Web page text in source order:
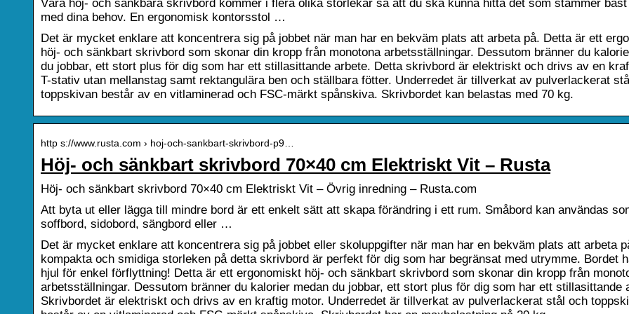
Våra höj- och sänkbara skrivbord kommer i flera olika storlekar så att du ska kunna hitta det som stämmer
med dina behov. En ergonomisk kontorsstol …
Det är mycket enklare att koncentrera sig på jobbet när man har en bekväm plats att arbeta på. Detta är ett
höj- och sänkbart skrivbord som skonar din kropp från monotona arbetsställningar. Dessutom bränner du
du jobbar, ett stort plus för dig som har ett stillasittande arbete. Detta skrivbord är elektriskt och drivs av en
T-stativ utan mellanstag samt rektangulära ben och ställbara fötter. Underredet är tillverkat av pulverlackerat
toppskivan består av en vitlaminerad och FSC-märkt spånskiva. Skrivbordet kan belastas med 70 kg.
http s://www.rusta.com › hoj-och-sankbart-skrivbord-p9…
Höj- och sänkbart skrivbord 70×40 cm Elektriskt Vit – Rusta
Höj- och sänkbart skrivbord 70×40 cm Elektriskt Vit – Övrig inredning – Rusta.com
Att byta ut eller lägga till mindre bord är ett enkelt sätt att skapa förändring i ett rum. Småbord kan användas
soffbord, sidobord, sängbord eller …
Det är mycket enklare att koncentrera sig på jobbet eller skoluppgifter när man har en bekväm plats att arbeta
kompakta och smidiga storleken på detta skrivbord är perfekt för dig som har begränsat med utrymme. Bordet
hjul för enkel förflyttning! Detta är ett ergonomiskt höj- och sänkbart skrivbord som skonar din kropp från
arbetsställningar. Dessutom bränner du kalorier medan du jobbar, ett stort plus för dig som har ett stillasittande
Skrivbordet är elektriskt och drivs av en kraftig motor. Underredet är tillverkat av pulverlackerat stål och